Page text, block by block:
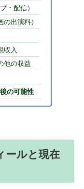
・配信）
出演料）
収入
他の収益
の可能性
ールと現在